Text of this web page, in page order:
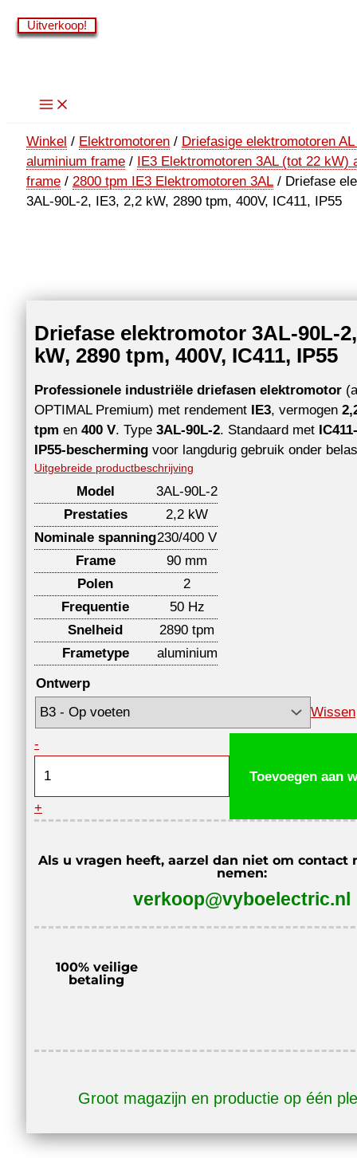
Ga
naar
Winkel / Elektromotoren / Driefasige elektromotoren
aluminium frame / IE3 Elektromotoren 3AL (tot 22 kW)
frame / 2800 tpm IE3 Elektromotoren 3AL / Driefase
3AL-90L-2, IE3, 2,2 kW, 2890 tpm, 400V, IC411, IP55
Driefase elektromotor 3AL-90L-
kW, 2890 tpm, 400V, IC411, IP55
Professionele industriële driefasen elektromotor
OPTIMAL Premium) met rendement IE3, vermogen
tpm en 400 V. Type 3AL-90L-2. Standaard met
IP55-bescherming voor langdurig gebruik onder
Uitgebreide productbeschrijving
Model
3AL-90L-2
Prestaties
2,2 kW
Nominale spanning230/400 V
Frame
90 mm
Polen
2
Frequentie
50 Hz
Snelheid
2890 tpm
Frametype
aluminium
Ontwerp
Wissen
-
90L-
IE3,
400V,
IC411,
+
Toevoegen aan
Als u vragen heeft, aarzel dan niet om contact
nemen:
verkoop@vyboelectric.nl
100% veilige
betaling
Groot magazijn en productie op één
Uitverkoop!
Uitverkoop!
Uitverkoop!
Uitverkoop!
Uitverkoop!
Uitverkoop!